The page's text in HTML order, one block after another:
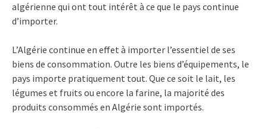
algérienne qui ont tout intérêt à ce que le pays continue
d’importer.
L’Algérie continue en effet à importer l’essentiel de ses
biens de consommation. Outre les biens d’équipements, le
pays importe pratiquement tout. Que ce soit le lait, les
légumes et fruits ou encore la farine, la majorité des
produits consommés en Algérie sont importés.